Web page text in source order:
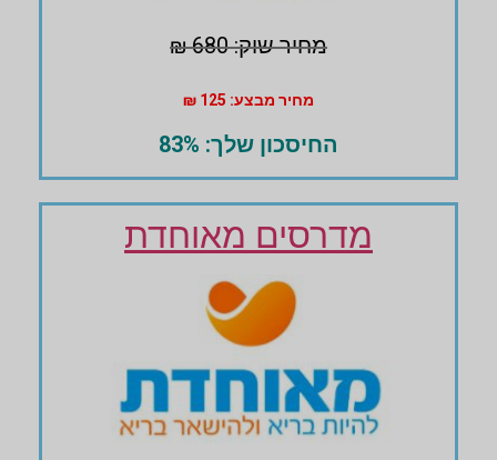
מחיר שוק: 680 ₪
מחיר מבצע: 125 ₪
החיסכון שלך: 83%
מדרסים מאוחדת